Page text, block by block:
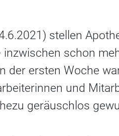
stellen
schon
der ersten Woche
und
geräuschlos